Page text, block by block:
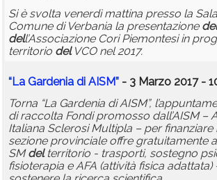
Si è svolta venerdì mattina presso la
Comune di Verbania la presentazione del
dell’Associazione Cori Piemontesi in
territorio delVCO nel 2017.
“La Gardenia di AISM” - 3 Marzo 2017 -
Torna “La Gardenia di AISM”,
di raccolta Fondi promosso dall’AISM –
Italiana Sclerosi Multipla – per finanziare
sezione provinciale offre gratuitamente
SMdelterritorio - trasporti, sostegno
fisioterapia e AFA (attività fisica adattata)